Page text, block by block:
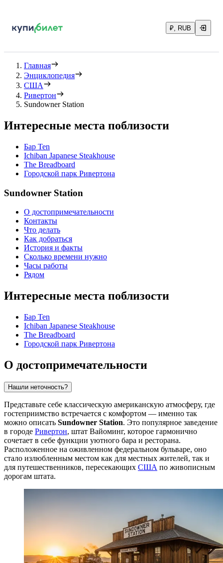
₽, RUB
Главная
Энциклопедия
США
Ривертон
Sundowner Station
Интересные места поблизости
Бар Ten
Ichiban Japanese Steakhouse
The Breadboard
Городской парк Ривертона
Sundowner Station
О достопримечательности
Контакты
Что делать
Как добраться
История и факты
Сколько времени нужно
Часы работы
Рядом
Интересные места поблизости
Бар Ten
Ichiban Japanese Steakhouse
The Breadboard
Городской парк Ривертона
О достопримечательности
Нашли неточность?
Представьте себе классическую американскую атмосферу, где
гостеприимство встречается с комфортом — именно так
можно описать Sundowner Station. Это популярное заведение
в городе Ривертон, штат Вайоминг, которое гармонично
сочетает в себе функции уютного бара и ресторана.
Расположенное на оживленном федеральном бульваре, оно
стало излюбленным местом как для местных жителей, так и
для путешественников, пересекающих США по живописным
дорогам штата.